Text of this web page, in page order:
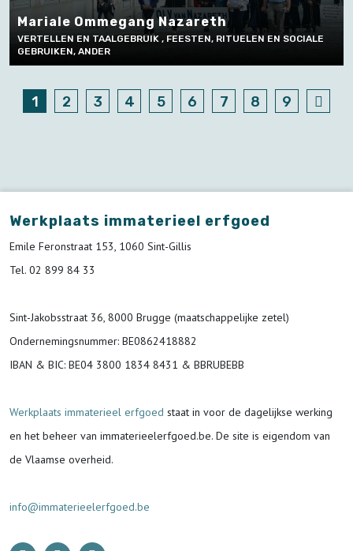
Mariale Ommegang Nazareth
VERTELLEN EN TAALGEBRUIK , FEESTEN, RITUELEN EN SOCIALE
GEBRUIKEN, ANDER
1 2 3 4 5 6 7 8 9
Werkplaats immaterieel erfgoed
Emile Feronstraat 153, 1060 Sint-Gillis
Tel. 02 899 84 33
Sint-Jakobsstraat 36, 8000 Brugge (maatschappelijke zetel)
Ondernemingsnummer: BE0862418882
IBAN & BIC: BE04 3800 1834 8431 & BBRUBEBB
Werkplaats immaterieel erfgoed staat in voor de dagelijkse werking
en het beheer van immaterieelerfgoed.be. De site is eigendom van
de Vlaamse overheid.
info@immaterieelerfgoed.be